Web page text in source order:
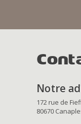
Notre
172 rue de
80670